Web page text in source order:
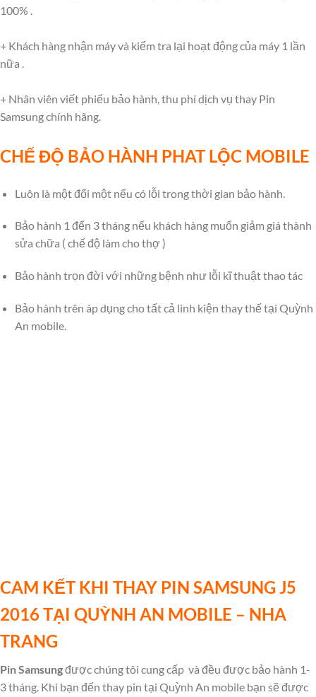
100% .
+ Khách hàng nhận máy và kiểm tra lại hoạt động của máy 1 lần
nữa .
+ Nhân viên viết phiếu bảo hành, thu phí dịch vụ thay Pin
Samsung chính hãng.
CHẾ ĐỘ BẢO HÀNH PHAT LỘC MOBILE
Luôn là một đổi một nếu có lỗi trong thời gian bảo hành.
Bảo hành 1 đến 3 tháng nếu khách hàng muốn giảm giá thành
sửa chữa ( chế độ làm cho thợ )
Bảo hành trọn đời với những bệnh như lỗi kĩ thuật thao tác
Bảo hành trên áp dụng cho tất cả linh kiện thay thế tại Quỳnh
An mobile.
CAM KẾT KHI THAY PIN SAMSUNG J5
2016 TẠI QUỲNH AN MOBILE – NHA
TRANG
Pin Samsungđược chúng tôi cung cấp và đều được bảo hành 1-
3 tháng. Khi bạn đến thay pin tại Quỳnh An mobile bạn sẽ được